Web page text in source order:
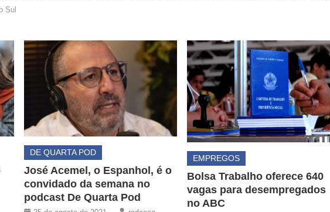
Sul
DE QUARTA POD
José Acemel, o Espanhol, é o
convidado da semana no
podcast De Quarta Pod
EMPREGOS
Bolsa Trabalho oferece 640
vagas para desempregados
no ABC